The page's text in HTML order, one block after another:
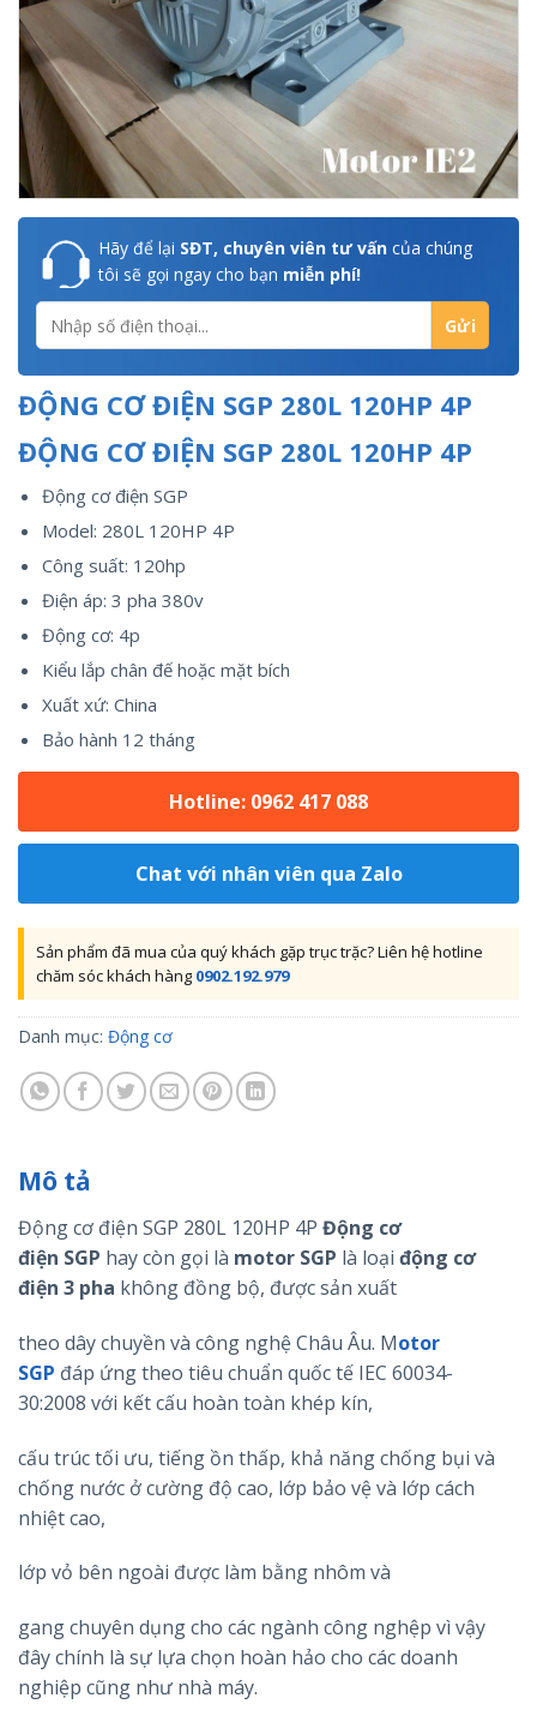
Hãy để lại SĐT, chuyên viên tư vấn của chúng
tôi sẽ gọi ngay cho bạn miễn phí!
ĐỘNG CƠ ĐIỆN SGP 280L 120HP 4P
ĐỘNG CƠ ĐIỆN SGP 280L 120HP 4P
Động cơ điện SGP
Model: 280L 120HP 4P
Công suất: 120hp
Điện áp: 3 pha 380v
Động cơ: 4p
Kiểu lắp chân đế hoặc mặt bích
Xuất xứ: China
Bảo hành 12 tháng
Hotline: 0962 417 088
Chat với nhân viên qua Zalo
Sản phẩm đã mua của quý khách gặp trục trặc? Liên hệ hotline
chăm sóc khách hàng 0902.192.979
Danh mục: Động cơ
Mô tả
Động cơ điện SGP 280L 120HP 4P Động cơ
điện SGP hay còn gọi là motor SGP là loại động cơ
điện 3 pha không đồng bộ, được sản xuất
theo dây chuyền và công nghệ Châu Âu. Motor
SGP đáp ứng theo tiêu chuẩn quốc tế IEC 60034-
30:2008 với kết cấu hoàn toàn khép kín,
cấu trúc tối ưu, tiếng ồn thấp, khả năng chống bụi và
chống nước ở cường độ cao, lớp bảo vệ và lớp cách
nhiệt cao,
lớp vỏ bên ngoài được làm bằng nhôm và
gang chuyên dụng cho các ngành công nghệp vì vậy
đây chính là sự lựa chọn hoàn hảo cho các doanh
nghiệp cũng như nhà máy.